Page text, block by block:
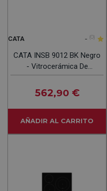
CATA - (0)
CATA INSB 9012 BK Negro
- Vitrocerámica De
Inducción 90CM
562,90 €
AÑADIR AL CARRITO